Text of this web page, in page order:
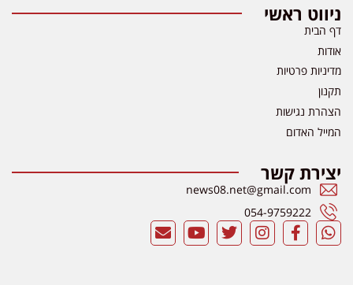
ניווט ראשי
דף הבית
אודות
מדיניות פרטיות
תקנון
הצהרת נגישות
המייל האדום
יצירת קשר
news08.net@gmail.com
054-9759222